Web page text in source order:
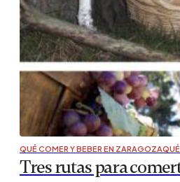
QUÉ COMER Y BEBER EN ZARAGOZA
Tres rutas para